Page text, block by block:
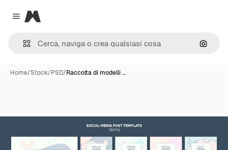
Close menu
Magnific
Cerca
Home/Stock/PSD/Raccolta di modelli …